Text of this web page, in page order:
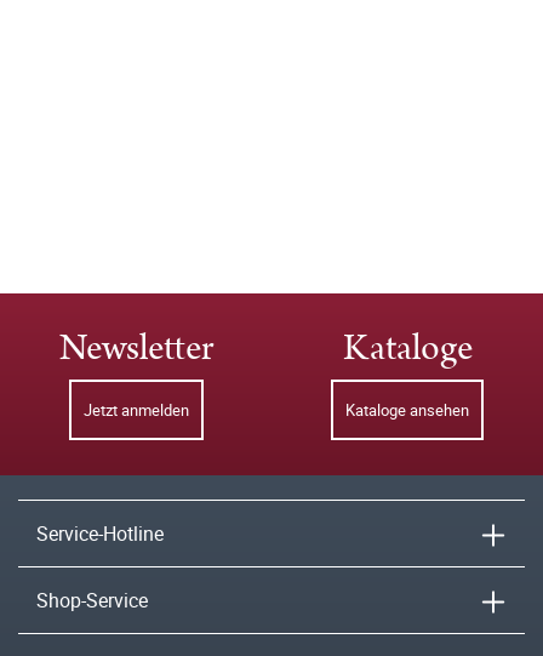
Newsletter
Jetzt anmelden
Kataloge
Kataloge ansehen
Service-Hotline
Shop-Service